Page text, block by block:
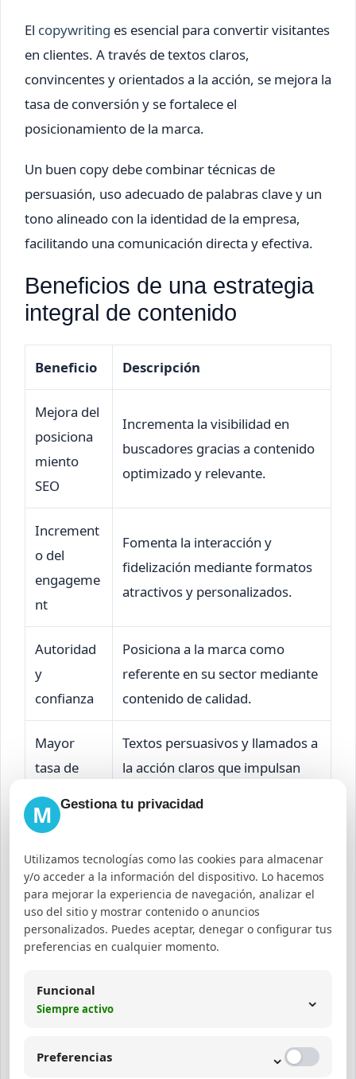
El copywriting es esencial para convertir visitantes
en clientes. A través de textos claros,
convincentes y orientados a la acción, se mejora la
tasa de conversión y se fortalece el
posicionamiento de la marca.
Un buen copy debe combinar técnicas de
persuasión, uso adecuado de palabras clave y un
tono alineado con la identidad de la empresa,
facilitando una comunicación directa y efectiva.
Beneficios de una estrategia
integral de contenido
Beneficio Descripción
Mejora del
posiciona
miento
SEO
Incrementa la visibilidad en
buscadores gracias a contenido
optimizado y relevante.
Increment
o del
engageme
nt
Fomenta la interacción y
fidelización mediante formatos
atractivos y personalizados.
Autoridad
y
confianza
Posiciona a la marca como
referente en su sector mediante
contenido de calidad.
Mayor
tasa de
Textos persuasivos y llamados a
la acción claros que impulsan
Optimizaci
ón de
recursos
que reducen tiempos y costos
operativos.
Ejemplos prácticos de
objetivos
específicas, guías detalladas y FAQs que
M Gestiona tu privacidad
Utilizamos tecnologías como las cookies para almacenar
y/o acceder a la información del dispositivo. Lo hacemos
para mejorar la experiencia de navegación, analizar el
uso del sitio y mostrar contenido o anuncios
personalizados. Puedes aceptar, denegar o configurar tus
preferencias en cualquier momento.
Funcional
Siempre activo ⌄
Preferencias ⌄